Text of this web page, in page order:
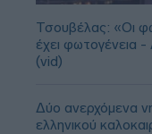
Τσουβέλας: «Οι
έχει φωτογένεια
(vid)
Δύο ανερχόμενα
ελληνικού